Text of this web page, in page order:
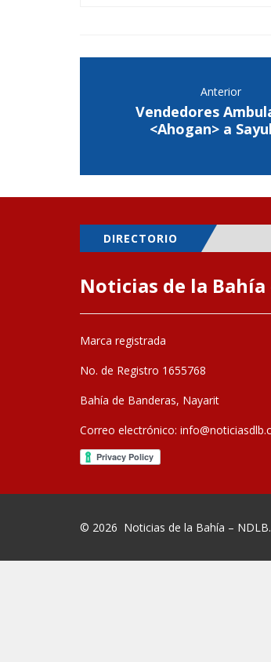
Anterior
Vendedores
<Ahogan> a
DIRECTORIO
Noticias de la Bahía
Marca registrada
No. de Registro 1655768
Bahía de Banderas, Nayarit
Correo electrónico:
© 2026 Noticias de la Bahía – NDLB